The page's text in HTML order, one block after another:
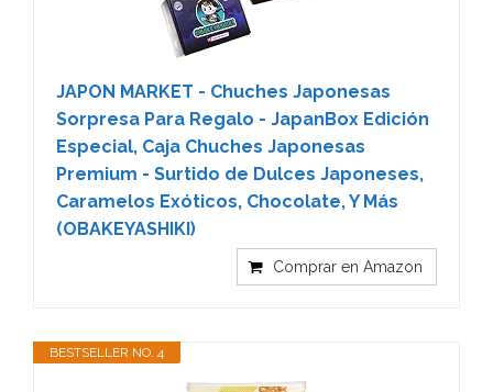
JAPON MARKET - Chuches Japonesas
Sorpresa Para Regalo - JapanBox Edición
Especial, Caja Chuches Japonesas
Premium - Surtido de Dulces Japoneses,
Caramelos Exóticos, Chocolate, Y Más
(OBAKEYASHIKI)
Comprar en Amazon
BESTSELLER NO. 4